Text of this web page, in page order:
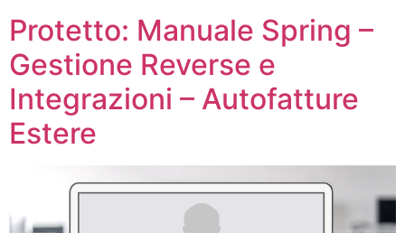
Protetto: Manuale Spring –
Gestione Reverse e
Integrazioni – Autofatture
Estere